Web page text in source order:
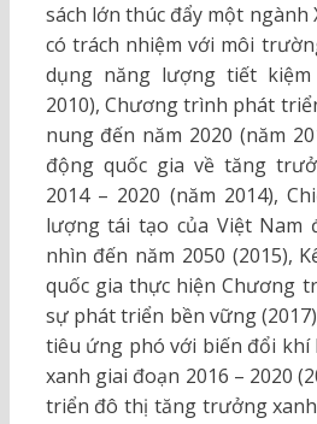
sách lớn thúc đẩy một ngành
có trách nhiệm với môi
dụng năng lượng tiết
2010), Chương trình phát
nung đến năm 2020 (năm
động quốc gia về tăng
2014 – 2020 (năm 2014),
lượng tái tạo của Việt Nam
nhìn đến năm 2050 (2015),
quốc gia thực hiện Chương
sự phát triển bền vững
tiêu ứng phó với biến đổi
xanh giai đoạn 2016 – 2020
triển đô thị tăng trưởng